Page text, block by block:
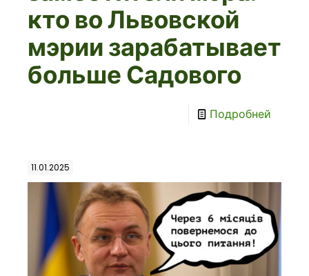
кто во Львовской
мэрии зарабатывает
больше Садового
Подробней
11.01.2025